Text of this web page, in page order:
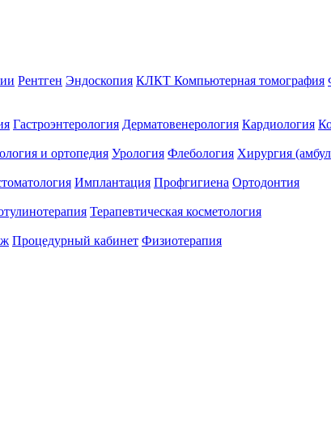
Рентген Эндоскопия КЛКТ Компьютерная томография
Гастроэнтерология Дерматовенерология Кардиология
и ортопедия Урология Флебология Хирургия
Имплантация Профгигиена Ортодонтия
Терапевтическая косметология
Процедурный кабинет Физиотерапия